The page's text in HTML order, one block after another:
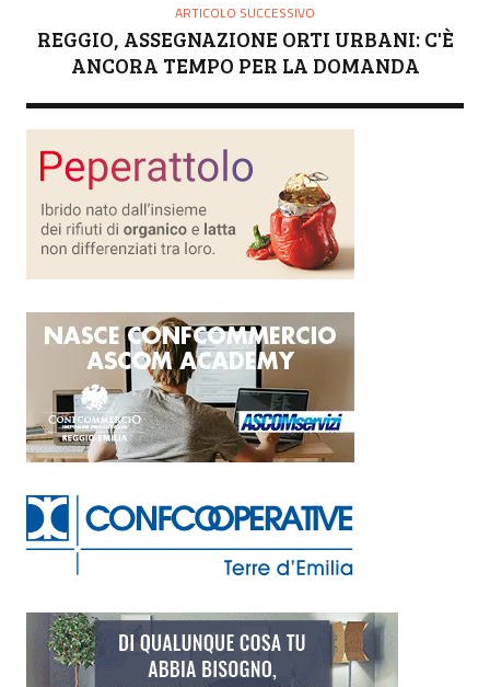
ARTICOLO SUCCESSIVO
REGGIO, ASSEGNAZIONE ORTI URBANI: C'È
ANCORA TEMPO PER LA DOMANDA